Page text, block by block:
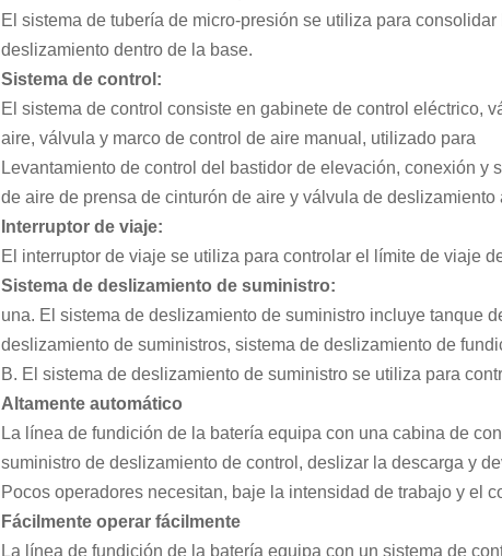
El sistema de tubería de micro-presión se utiliza para
deslizamiento dentro de la base.
Sistema de control:
El sistema de control consiste en gabinete de control eléctrico,
aire, válvula y marco de control de aire manual, utilizado para
Levantamiento de control del bastidor de elevación, conexión
de aire de prensa de cinturón de aire y válvula de deslizamiento
Interruptor de viaje:
El interruptor de viaje se utiliza para controlar el límite de viaje
Sistema de deslizamiento de suministro:
una. El sistema de deslizamiento de suministro incluye tanque
deslizamiento de suministros, sistema de deslizamiento de
B. El sistema de deslizamiento de suministro se utiliza para
Altamente automático
La línea de fundición de la batería equipa con una cabina de
suministro de deslizamiento de control, deslizar la descarga y
Pocos operadores necesitan, baje la intensidad de trabajo y el
Fácilmente operar fácilmente
La línea de fundición de la batería equipa con un sistema de